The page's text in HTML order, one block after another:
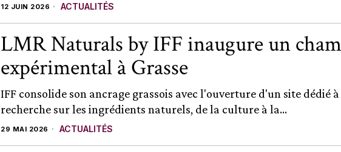
12 JUIN 2026 ACTUALITÉS
LMR Naturals by IFF inaugure un
expérimental à Grasse
IFF consolide son ancrage grassois avec l'ouverture d'un site dédié à
recherche sur les ingrédients naturels, de la culture à la...
29 MAI 2026 ACTUALITÉS